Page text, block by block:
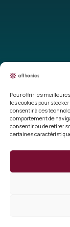
Pour offrir les
les cookies pour
consentir à ces
comportement de
consentir ou de retirer
certaines